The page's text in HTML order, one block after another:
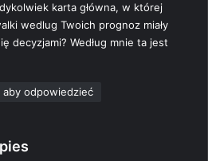
e
:
karta główna, w której
wedlug Twoich prognoz miały
decyzjami? Według mnie ta jest
aby odpowiedzieć